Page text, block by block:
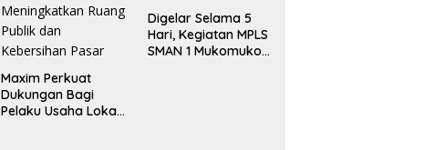
Maxim Perkuat
Dukungan Bagi
Pelaku Usaha Lokal
Digelar Selama 5
Hari, Kegiatan MPLS
SMAN 1 Mukomuko